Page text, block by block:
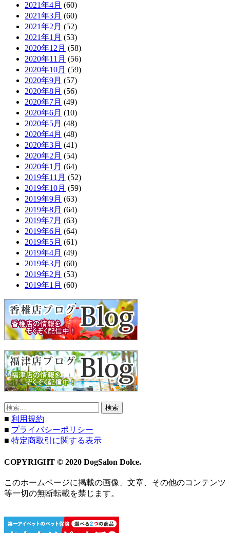
2021年4月 (60)
2021年3月 (60)
2021年2月 (52)
2021年1月 (53)
2020年12月 (58)
2020年11月 (56)
2020年10月 (59)
2020年9月 (57)
2020年8月 (56)
2020年7月 (49)
2020年6月 (10)
2020年5月 (48)
2020年4月 (48)
2020年3月 (41)
2020年2月 (54)
2020年1月 (64)
2019年11月 (52)
2019年10月 (59)
2019年9月 (63)
2019年8月 (64)
2019年7月 (63)
2019年6月 (64)
2019年5月 (61)
2019年4月 (49)
2019年3月 (60)
2019年2月 (53)
2019年1月 (60)
検
索:
■ 利用規約
■ プライバシーポリシー
■ 特定商取引に関する表示
COPYRIGHT © 2020 DogSalon Dolce.
このホームページに掲載の画像、文章、その他のコンテンツ
等一切の無断転載を禁じます。